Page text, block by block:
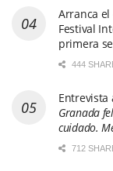
Arranca el
Festival
primera
444
Entrevista
Granada
cuidado.
712